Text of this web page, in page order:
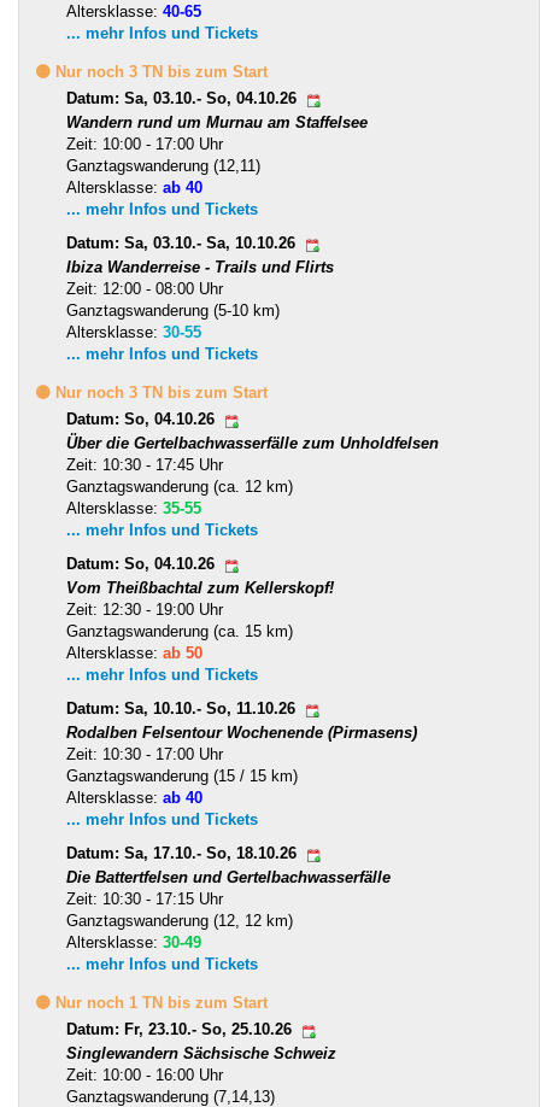
Altersklasse: 40-65
... mehr Infos und Tickets
🟡 Nur noch 3 TN bis zum Start
Datum: Sa, 03.10.- So, 04.10.26
Wandern rund um Murnau am Staffelsee
Zeit: 10:00 - 17:00 Uhr
Ganztagswanderung (12,11)
Altersklasse: ab 40
... mehr Infos und Tickets
Datum: Sa, 03.10.- Sa, 10.10.26
Ibiza Wanderreise - Trails und Flirts
Zeit: 12:00 - 08:00 Uhr
Ganztagswanderung (5-10 km)
Altersklasse: 30-55
... mehr Infos und Tickets
🟡 Nur noch 3 TN bis zum Start
Datum: So, 04.10.26
Über die Gertelbachwasserfälle zum Unholdfelsen
Zeit: 10:30 - 17:45 Uhr
Ganztagswanderung (ca. 12 km)
Altersklasse: 35-55
... mehr Infos und Tickets
Datum: So, 04.10.26
Vom Theißbachtal zum Kellerskopf!
Zeit: 12:30 - 19:00 Uhr
Ganztagswanderung (ca. 15 km)
Altersklasse: ab 50
... mehr Infos und Tickets
Datum: Sa, 10.10.- So, 11.10.26
Rodalben Felsentour Wochenende (Pirmasens)
Zeit: 10:30 - 17:00 Uhr
Ganztagswanderung (15 / 15 km)
Altersklasse: ab 40
... mehr Infos und Tickets
Datum: Sa, 17.10.- So, 18.10.26
Die Battertfelsen und Gertelbachwasserfälle
Zeit: 10:30 - 17:15 Uhr
Ganztagswanderung (12, 12 km)
Altersklasse: 30-49
... mehr Infos und Tickets
🟡 Nur noch 1 TN bis zum Start
Datum: Fr, 23.10.- So, 25.10.26
Singlewandern Sächsische Schweiz
Zeit: 10:00 - 16:00 Uhr
Ganztagswanderung (7,14,13)